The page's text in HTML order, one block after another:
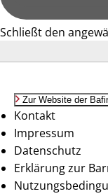
Schließt den
Zur Website der
Kontakt
Impressum
Datenschutz
Erklärung zur